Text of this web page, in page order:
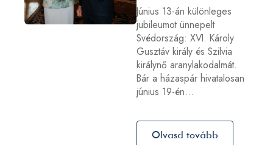
Június 13-án különleges
jubileumot ünnepelt
Svédország: XVI. Károly
Gusztáv király és Szilvia
királynő aranylakodalmát.
Bár a házaspár hivatalosan
június 19-én…
Olvasd tovább